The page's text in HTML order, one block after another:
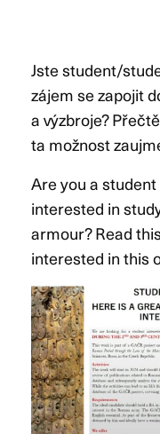
Jste student/
zájem se zapojit
a výzbroje?
ta možnost
Are you a
interested in
armour? Read
interested in this